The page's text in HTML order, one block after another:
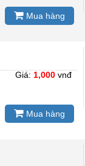
Mua hàng
Giá: 1,000vnđ
Mua hàng